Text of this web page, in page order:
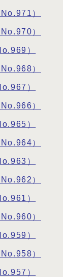
）
）
）
）
）
）
）
）
）
）
）
）
）
）
）